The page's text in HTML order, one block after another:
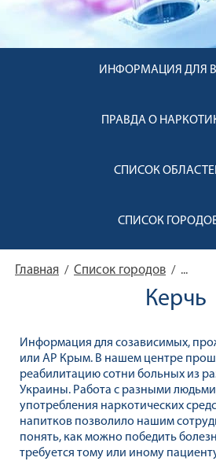
ИНФОРМАЦИЯ ДЛЯ
ПРАВДА О
СПИСОК
СПИСОК
Главная / Список городов / ...
Керчь
Информация для созависимых,
или АР Крым. В нашем центре
реабилитацию сотни больных из
Украины. Работа с разными
употребления наркотических
напитков позволило нашим
понять, как можно победить
требуется тому или иному